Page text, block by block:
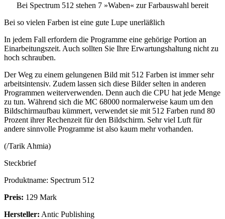
Bei Spectrum 512 stehen 7 »Waben« zur Farbauswahl bereit
Bei so vielen Farben ist eine gute Lupe unerläßlich
In jedem Fall erfordern die Programme eine gehörige Portion an
Einarbeitungszeit. Auch sollten Sie Ihre Erwartungshaltung nicht zu
hoch schrauben.
Der Weg zu einem gelungenen Bild mit 512 Farben ist immer sehr
arbeitsintensiv. Zudem lassen sich diese Bilder selten in anderen
Programmen weiterverwenden. Denn auch die CPU hat jede Menge
zu tun. Während sich die MC 68000 normalerweise kaum um den
Bildschirmaufbau kümmert, verwendet sie mit 512 Farben rund 80
Prozent ihrer Rechenzeit für den Bildschirm. Sehr viel Luft für
andere sinnvolle Programme ist also kaum mehr vorhanden.
(/Tarik Ahmia)
Steckbrief
Produktname: Spectrum 512
Preis: 129 Mark
Hersteller: Antic Publishing